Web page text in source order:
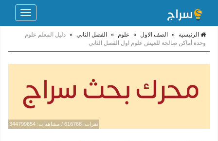
Toggle
الرئيسية » الصف الاول » علوم » الفصل الثاني » دليل المعلم علوم
وحدة أماكن صالحة للعيش علوم اول الفصل الثاني
نقرات: 616768 / مشاهدات: 344799654